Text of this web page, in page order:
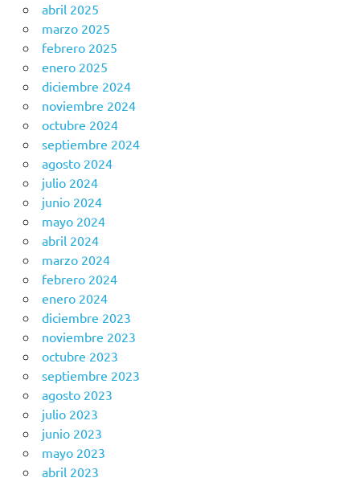
abril 2025
marzo 2025
febrero 2025
enero 2025
diciembre 2024
noviembre 2024
octubre 2024
septiembre 2024
agosto 2024
julio 2024
junio 2024
mayo 2024
abril 2024
marzo 2024
febrero 2024
enero 2024
diciembre 2023
noviembre 2023
octubre 2023
septiembre 2023
agosto 2023
julio 2023
junio 2023
mayo 2023
abril 2023